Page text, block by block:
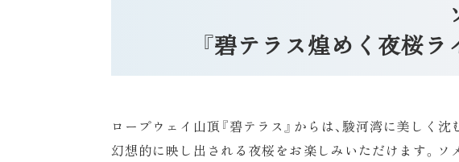
『碧テラス煌めく夜桜
ロープウェイ山頂『碧テラス』からは、駿河湾に美しく
幻想的に映し出される夜桜をお楽しみいただけます。